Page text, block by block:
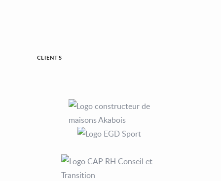
CLIENTS